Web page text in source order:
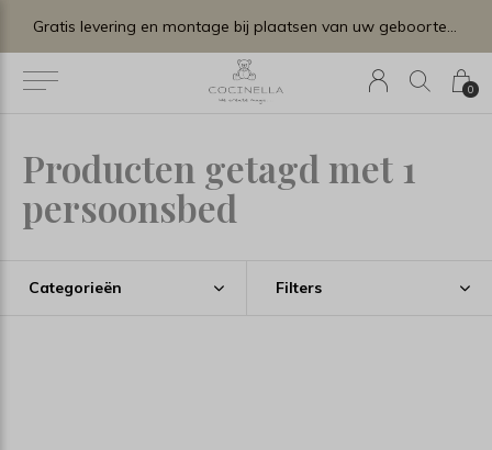
0
Gratis levering en montage bij plaatsen van uw geboortelijstje.
Producten getagd met 1
persoonsbed
Categorieën Filters